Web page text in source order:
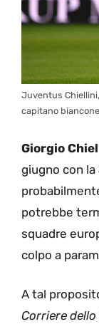
Juventus
capitano
Giorgio
giugno con la
potrebbe
squadre
colpo a
A tal
Corriere